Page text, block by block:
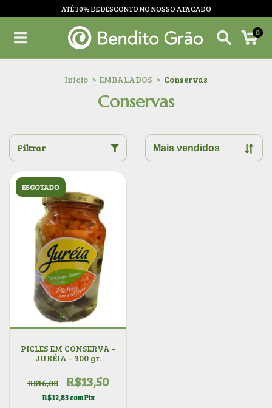
ATÉ 30% DE DESCONTO NO NOSSO ATACADO
0
Início > EMBALADOS > Conservas
Conservas
Filtrar
ESGOTADO
PICLES EM CONSERVA -
JURÉIA - 300 gr.
R$16,00 R$13,50
R$12,83comPix